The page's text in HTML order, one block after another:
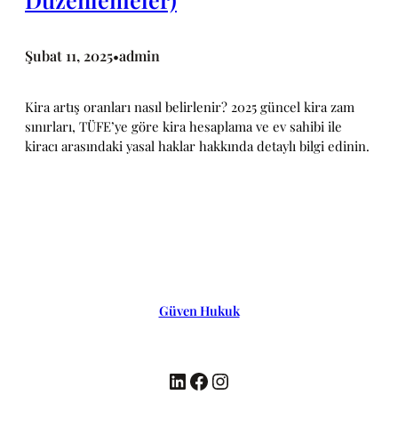
Şubat 11, 2025•admin
Kira artış oranları nasıl belirlenir? 2025 güncel kira zam
sınırları, TÜFE’ye göre kira hesaplama ve ev sahibi ile
kiracı arasındaki yasal haklar hakkında detaylı bilgi edinin.
Güven Hukuk
LinkedIn Facebook Instagram